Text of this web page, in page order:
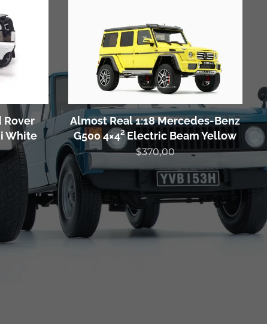
Rover
White
Almost Real 1:18 Mercedes-Benz
G500 4×4² Electric Beam Yellow
$370,00